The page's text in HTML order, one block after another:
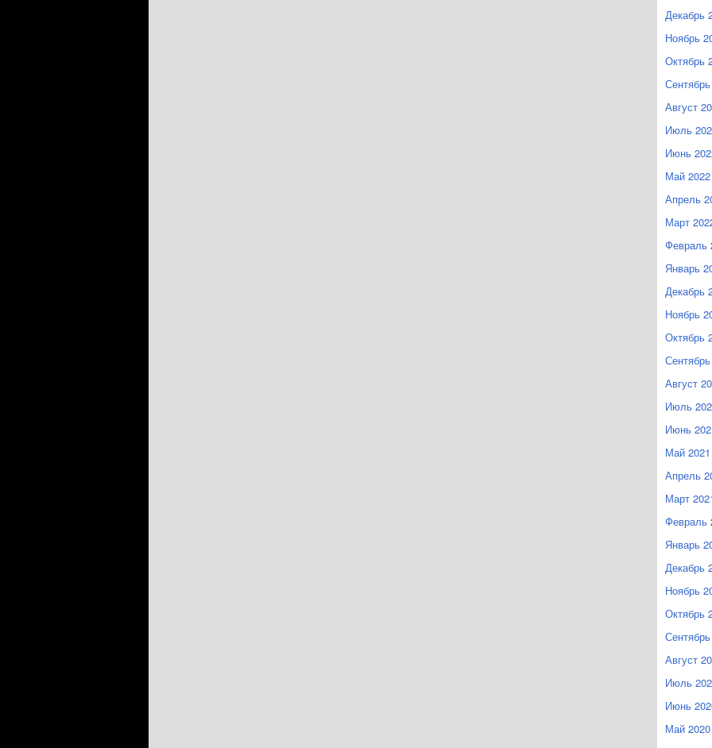
Декабрь
Ноябрь
Октябрь
Август
Июль
Июнь
Май 2022
Апрель
Март
Февраль
Январь
Декабрь
Ноябрь
Октябрь
Август
Июль
Июнь
Май 2021
Апрель
Март
Февраль
Январь
Декабрь
Ноябрь
Октябрь
Август
Июль
Июнь
Май 2020